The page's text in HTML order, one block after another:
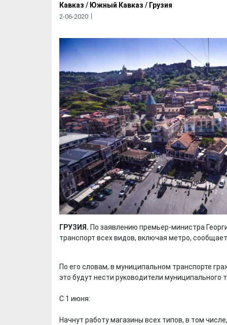
Кавказ / Южный Кавказ / Грузия
2-06-2020
ГРУЗИЯ. По заявлению премьер-министра
транспорт всех видов, включая метро, сообщает
По его словам, в муниципальном транспорте
это будут нести руководители муниципального
С 1 июня:
Начнут работу магазины всех типов, в том